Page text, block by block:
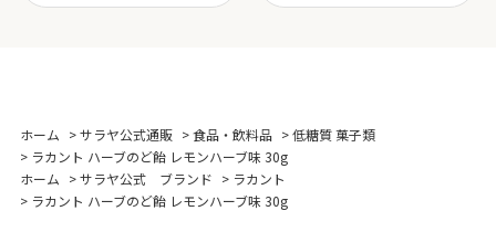
ホーム >サラヤ公式通販 >食品・飲料品 >低糖質 菓子類
> ラカント ハーブのど飴 レモンハーブ味 30g
ホーム >サラヤ公式 ブランド > ラカント
> ラカント ハーブのど飴 レモンハーブ味 30g